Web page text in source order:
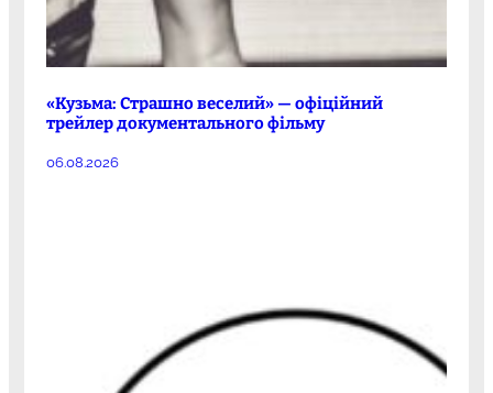
«Кузьма: Страшно веселий» — офіційний
трейлер документального фільму
06.08.2026